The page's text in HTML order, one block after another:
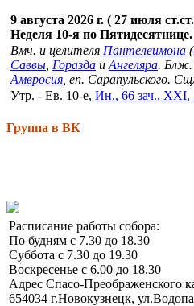
9 августа 2026 г. ( 27 июля
Неделя 10-я по Пятидесятнице.
Вмч. и целителя Пантелеимона (
Саввы Горазда и Ангеляра. Блж.
Амвросия , еп. Сарапульского.
Утр. - Ев. 10-е, Ин., 66 зач., XXI,
Группа в ВК
Расписание работы собора:
По будням с 7.30 до 18.30
Суббота с 7.30 до 19.30
Воскресенье с 6.00 до 18.30
Адрес Спасо-Преображенского
654034 г.Новокузнецк,